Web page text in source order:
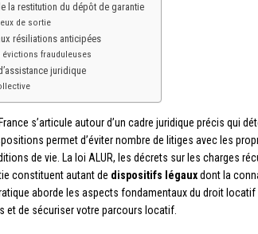
la restitution du dépôt de garantie
de sortie
résiliations anticipées
frauduleuses
juridique
s’articule autour d’un cadre juridique précis qui
permet d’éviter nombre de litiges avec les
de vie. La loi ALUR, les décrets sur les charges
constituent autant de dispositifs légauxdont la
aborde les aspects fondamentaux du droit locatif
et de sécuriser votre parcours locatif.